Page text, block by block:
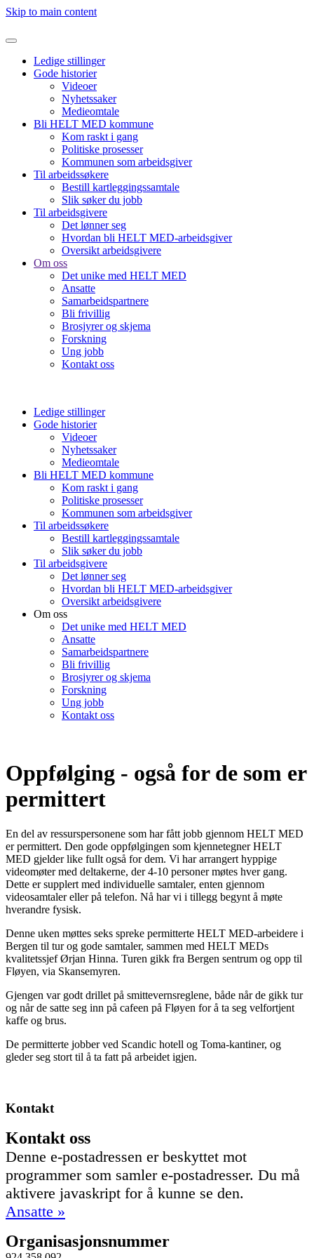
Skip to main content
Ledige stillinger
Gode historier
Videoer
Nyhetssaker
Medieomtale
Bli HELT MED kommune
Kom raskt i gang
Politiske prosesser
Kommunen som arbeidsgiver
Til arbeidssøkere
Bestill kartleggingssamtale
Slik søker du jobb
Til arbeidsgivere
Det lønner seg
Hvordan bli HELT MED-arbeidsgiver
Oversikt arbeidsgivere
Om oss
Det unike med HELT MED
Ansatte
Samarbeidspartnere
Bli frivillig
Brosjyrer og skjema
Forskning
Ung jobb
Kontakt oss
Ledige stillinger
Gode historier
Videoer
Nyhetssaker
Medieomtale
Bli HELT MED kommune
Kom raskt i gang
Politiske prosesser
Kommunen som arbeidsgiver
Til arbeidssøkere
Bestill kartleggingssamtale
Slik søker du jobb
Til arbeidsgivere
Det lønner seg
Hvordan bli HELT MED-arbeidsgiver
Oversikt arbeidsgivere
Om oss
Det unike med HELT MED
Ansatte
Samarbeidspartnere
Bli frivillig
Brosjyrer og skjema
Forskning
Ung jobb
Kontakt oss
Oppfølging - også for de som er
permittert
En del av ressurspersonene som har fått jobb gjennom HELT MED
er permittert. Den gode oppfølgingen som kjennetegner HELT
MED gjelder like fullt også for dem. Vi har arrangert hyppige
videomøter med deltakerne, der 4-10 personer møtes hver gang.
Dette er supplert med individuelle samtaler, enten gjennom
videosamtaler eller på telefon. Nå har vi i tillegg begynt å møte
hverandre fysisk.
Denne uken møttes seks spreke permitterte HELT MED-arbeidere i
Bergen til tur og gode samtaler, sammen med HELT MEDs
kvalitetssjef Ørjan Hinna. Turen gikk fra Bergen sentrum og opp til
Fløyen, via Skansemyren.
Gjengen var godt drillet på smittevernsreglene, både når de gikk tur
og når de satte seg inn på cafeen på Fløyen for å ta seg velfortjent
kaffe og brus.
De permitterte jobber ved Scandic hotell og Toma-kantiner, og
gleder seg stort til å ta fatt på arbeidet igjen.
Kontakt
Kontakt oss
Denne e-postadressen er beskyttet mot
programmer som samler e-postadresser. Du må
aktivere javaskript for å kunne se den.
Ansatte »
Organisasjonsnummer